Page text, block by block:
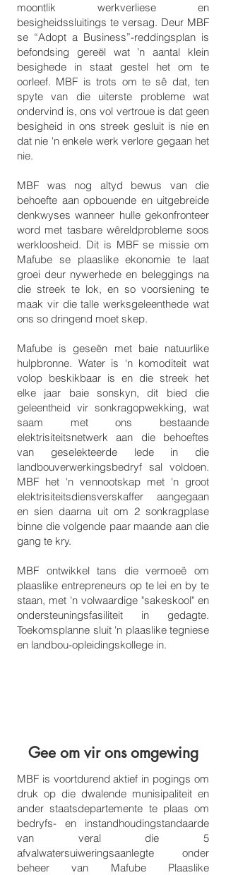
moontlik werkverliese en
besigheidssluitings te versag. Deur MBF
se “Adopt a Business”-reddingsplan is
befondsing gereël wat ’n aantal klein
besighede in staat gestel het om te
oorleef. MBF is trots om te sê dat, ten
spyte van die uiterste probleme wat
ondervind is, ons vol vertroue is dat geen
besigheid in ons streek gesluit is nie en
dat nie 'n enkele werk verlore gegaan het
nie.
MBF was nog altyd bewus van die
behoefte aan opbouende en uitgebreide
denkwyses wanneer hulle gekonfronteer
word met tasbare wêreldprobleme soos
werkloosheid. Dit is MBF se missie om
Mafube se plaaslike ekonomie te laat
groei deur nywerhede en beleggings na
die streek te lok, en so voorsiening te
maak vir die talle werksgeleenthede wat
ons so dringend moet skep.
Mafube is geseën met baie natuurlike
hulpbronne. Water is ‘n komoditeit wat
volop beskikbaar is en die streek het
elke jaar baie sonskyn, dit bied die
geleentheid vir sonkragopwekking, wat
saam met ons bestaande
elektrisiteitsnetwerk aan die behoeftes
van geselekteerde lede in die
landbouverwerkingsbedryf sal voldoen.
MBF het 'n vennootskap met 'n groot
elektrisiteitsdiensverskaffer aangegaan
en sien daarna uit om 2 sonkragplase
binne die volgende paar maande aan die
gang te kry.
MBF ontwikkel tans die vermoeë om
plaaslike entrepreneurs op te lei en by te
staan, met 'n volwaardige "sakeskool" en
ondersteuningsfasiliteit in gedagte.
Toekomsplanne sluit 'n plaaslike tegniese
en landbou-opleidingskollege in.
Gee om vir ons omgewing
MBF is voortdurend aktief in pogings om
druk op die dwalende munisipaliteit en
ander staatsdepartemente te plaas om
bedryfs- en instandhoudingstandaarde
van veral die 5
afvalwatersuiweringsaanlegte onder
beheer van Mafube Plaaslike